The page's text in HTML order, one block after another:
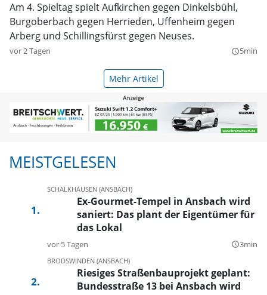
Am 4. Spieltag spielt Aufkirchen gegen Dinkelsbühl,
Burgoberbach gegen Herrieden, Uffenheim gegen
Arberg und Schillingsfürst gegen Neuses.
vor 2 Tagen query_builder5min
Mehr Artikel
MEISTGELESEN
SCHALKHAUSEN (ANSBACH)
Ex-Gourmet-Tempel in Ansbach wird
saniert: Das plant der Eigentümer für
das Lokal
vor 5 Tagen query_builder3min
BRODSWINDEN (ANSBACH)
Riesiges Straßenbauprojekt geplant:
Bundesstraße 13 bei Ansbach wird